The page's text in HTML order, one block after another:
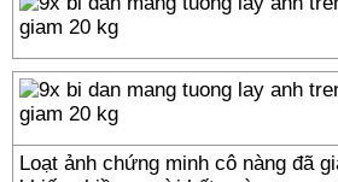
Loạt ảnh chứng minh cô nàng đã